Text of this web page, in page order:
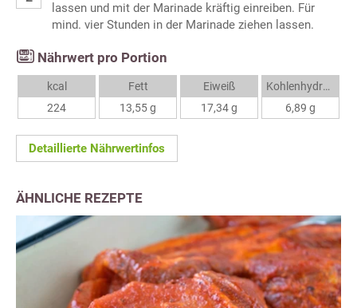
lassen und mit der Marinade kräftig einreiben. Für
mind. vier Stunden in der Marinade ziehen lassen.
Nährwert pro Portion
kcal
224
Fett
13,55 g
Eiweiß
17,34 g
Kohlenhydrate
6,89 g
Detaillierte Nährwertinfos
ÄHNLICHE REZEPTE